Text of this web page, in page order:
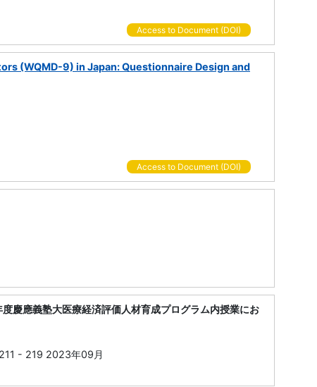
Access to Document (DOI)
(WQMD-9) in Japan: Questionnaire Design and
Access to Document (DOI)
慶應義塾大医療経済評価人材育成プログラム内授業にお
- 219 2023年09月